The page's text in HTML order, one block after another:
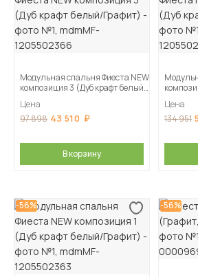
Модульная спальня Фиеста NEW
композиция 3 (Дуб крафт белый/
Цена
97 898 43 510
В корзину
Цена
134 951
-56% -56%